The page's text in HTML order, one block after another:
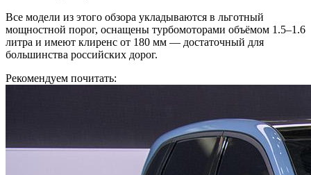
Все модели из этого обзора укладываются в льготный
мощностной порог, оснащены турбомоторами объёмом 1.5–1.6
литра и имеют клиренс от 180 мм — достаточный для
большинства российских дорог.
Рекомендуем почитать: